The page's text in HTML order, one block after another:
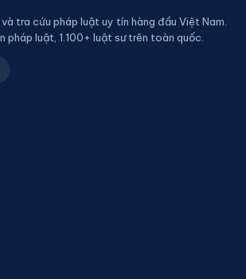
tra cứu pháp luật uy tín hàng đầu Việt Nam.
pháp luật, 1.100+ luật sư trên toàn quốc.